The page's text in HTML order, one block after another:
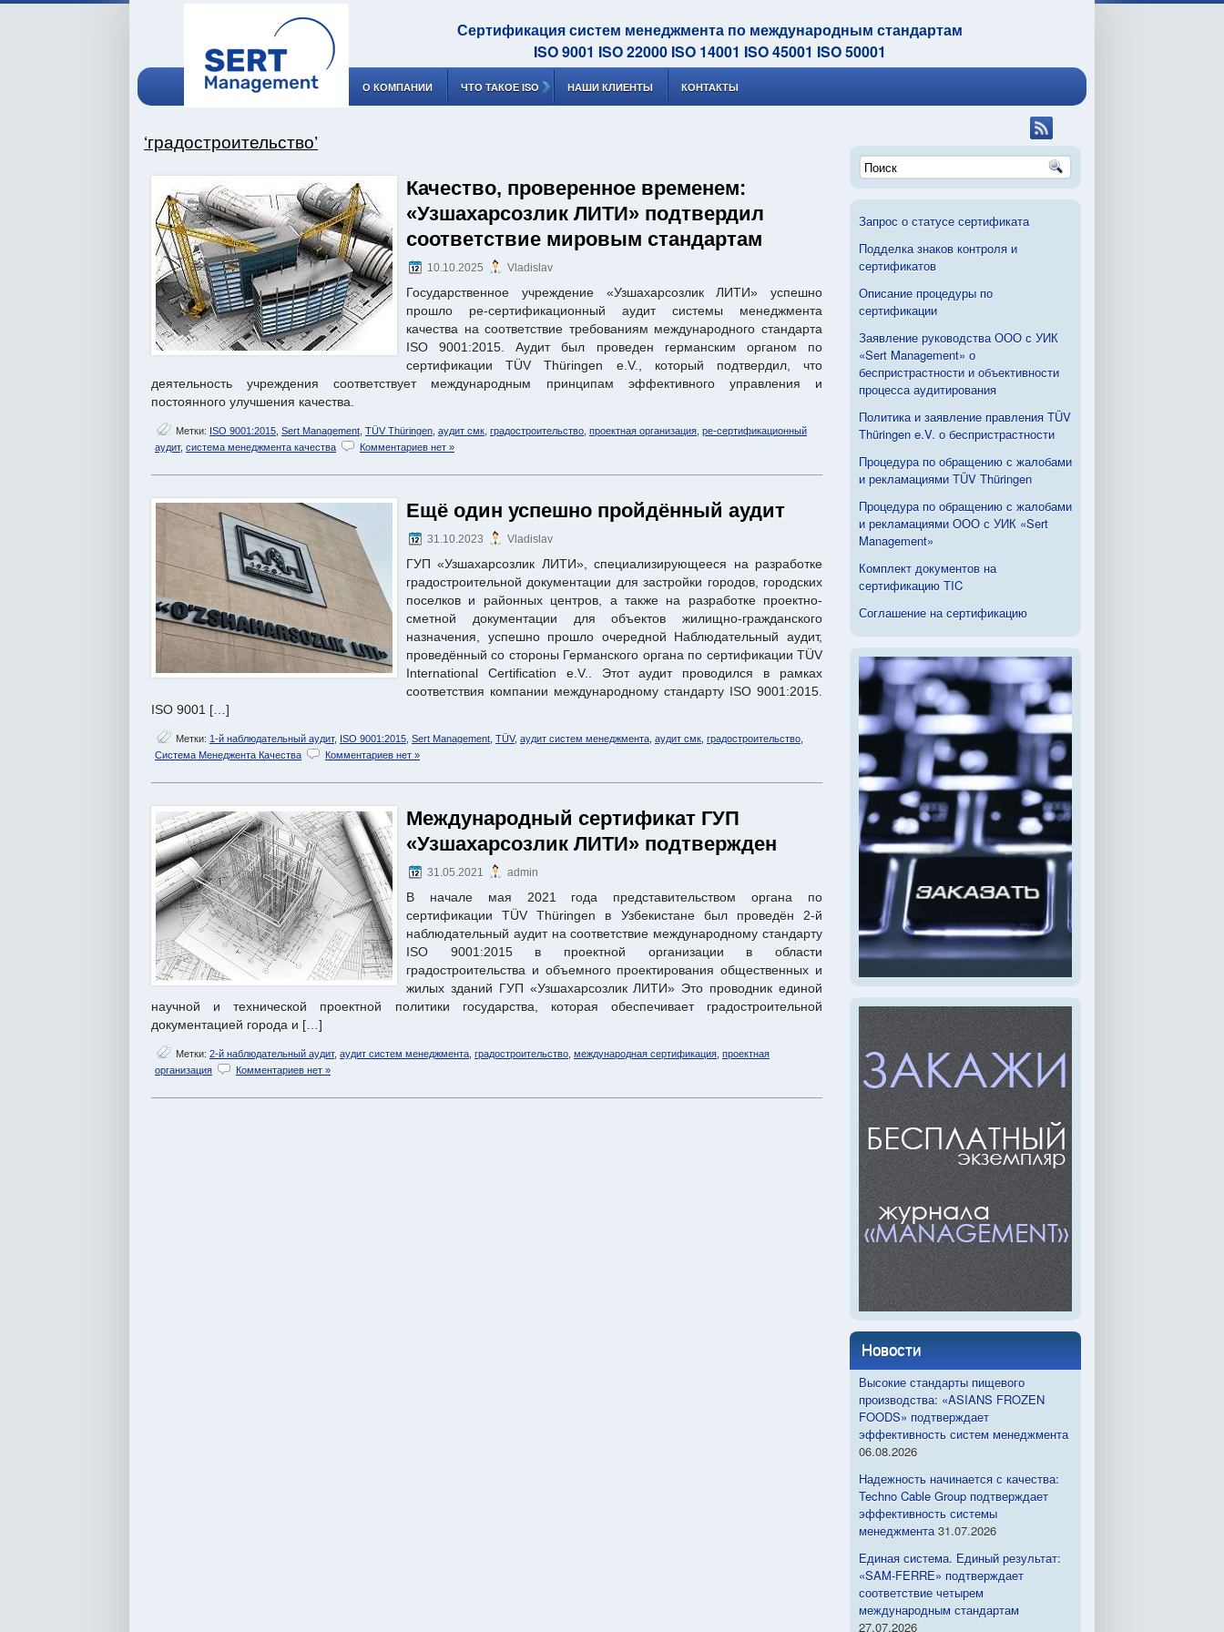
Сертификация систем менеджмента по международным стандартам
ISO 9001 ISO 22000 ISO 14001 ISO 45001 ISO 50001
О КОМПАНИИ ЧТО ТАКОЕ ISO НАШИ КЛИЕНТЫ КОНТАКТЫ
‘градостроительство’
Качество, проверенное временем:
«Узшахарсозлик ЛИТИ» подтвердил
соответствие мировым стандартам
10.10.2025 Vladislav
Государственное учреждение «Узшахарсозлик ЛИТИ» успешно
прошло ре-сертификационный аудит системы менеджмента
качества на соответствие требованиям международного стандарта
ISO 9001:2015. Аудит был проведен германским органом по
сертификации TÜV Thüringen e.V., который подтвердил, что
деятельность учреждения соответствует международным принципам эффективного управления и
постоянного улучшения качества.
Метки: ISO 9001:2015 Sert Management TÜV Thüringen аудит смк градостроительство проектная организация ре-сертификационный
аудит, система менеджмента качества Комментариев нет »
Ещё один успешно пройдённый аудит
31.10.2023 Vladislav
ГУП «Узшахарсозлик ЛИТИ», специализирующееся на разработке
градостроительной документации для застройки городов, городских
поселков и районных центров, а также на разработке проектно-
сметной документации для объектов жилищно-гражданского
назначения, успешно прошло очередной Наблюдательный аудит,
проведённый со стороны Германского органа по сертификации TÜV
International Certification e.V.. Этот аудит проводился в рамках
соответствия компании международному стандарту ISO 9001:2015.
ISO 9001 […]
Метки: 1-й наблюдательный аудит, ISO 9001:2015 Sert Management TÜV, аудит систем менеджмента аудит смк градостроительство
Система Менеджента Качества
Комментариев нет »
Международный сертификат ГУП
«Узшахарсозлик ЛИТИ» подтвержден
31.05.2021 admin
В начале мая 2021 года представительством органа по
сертификации TÜV Thüringen в Узбекистане был проведён 2-й
наблюдательный аудит на соответствие международному стандарту
ISO 9001:2015 в проектной организации в области
градостроительства и объемного проектирования общественных и
жилых зданий ГУП «Узшахарсозлик ЛИТИ» Это проводник единой
научной и технической проектной политики государства, которая обеспечивает градостроительной
документацией города и […]
Метки: 2-й наблюдательный аудит, аудит систем менеджмента градостроительство международная сертификация проектная
организация
Комментариев нет »
Запрос о статусе сертификата
Подделка знаков контроля и
сертификатов
Описание процедуры по
сертификации
Заявление руководства ООО с УИК
«Sert Management» о
беспристрастности и объективности
процесса аудитирования
Политика и заявление правления TÜV
Thüringen e.V. о беспристрастности
Процедура по обращению с жалобами
и рекламациями TÜV Thüringen
Процедура по обращению с жалобами
и рекламациями ООО с УИК «Sert
Management»
Комплект документов на
сертификацию TIC
Соглашение на сертификацию
Новости
Высокие стандарты пищевого
производства: «ASIANS FROZEN
FOODS» подтверждает
эффективность систем менеджмента
06.08.2026
Надежность начинается с качества:
Techno Cable Group подтверждает
эффективность системы
менеджмента 31.07.2026
Единая система. Единый результат:
«SAM-FERRE» подтверждает
соответствие четырем
международным стандартам
27.07.2026